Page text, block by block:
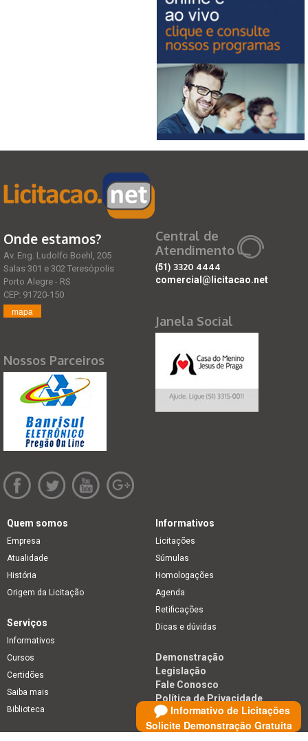
Informativo de Licitações
Solicite Demonstração Gratuita
Onde estamos?
Av. Eng. Ludolfo Boehl, 205
Salas 301 e 302 Teresópolis
Porto Alegre - RS
CEP: 91720-150
mapa
Nossos Parceiros
Central de
Atendimento
(51) 3320 4444
comercial@licitacao.net
Janela Social
Quem somos
Empresa
Atualidade
História
Origem da Licitação
Informativos
Licitações
Súmulas
Homologações
Agenda
Retificações
Dicas e dúvidas
Serviços
Informativos
Cursos
Certidões
Saiba mais
Biblioteca
Demonstração
Legislação
Fale Conosco
Política de Privacidade